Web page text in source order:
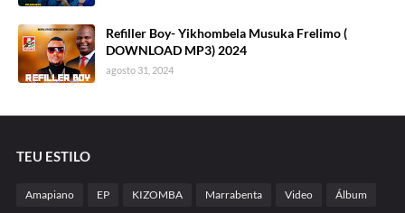
Refiller Boy- Yikhombela Musuka Frelimo (
DOWNLOAD MP3) 2024
agosto 31, 2024
TEU ESTILO
Amapiano EP KIZOMBA Marrabenta Video Álbum